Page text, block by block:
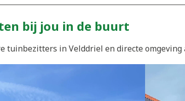
bij jou in de buurt
tuinbezitters in Velddriel en directe omgeving